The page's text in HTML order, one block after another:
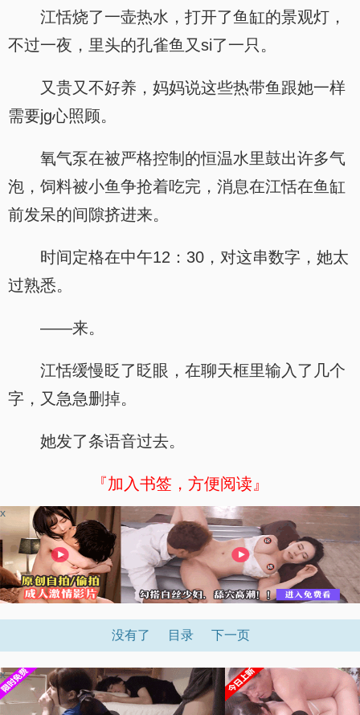
江恬烧了一壶热水，打开了鱼缸的景观灯，
不过一夜，里头的孔雀鱼又si了一只。
又贵又不好养，妈妈说这些热带鱼跟她一样
需要jg心照顾。
氧气泵在被严格控制的恒温水里鼓出许多气
泡，饲料被小鱼争抢着吃完，消息在江恬在鱼缸
前发呆的间隙挤进来。
时间定格在中午12：30，对这串数字，她太
过熟悉。
——来。
江恬缓慢眨了眨眼，在聊天框里输入了几个
字，又急急删掉。
她发了条语音过去。
『加入书签，方便阅读』
x
没有了 目录 下一页
x